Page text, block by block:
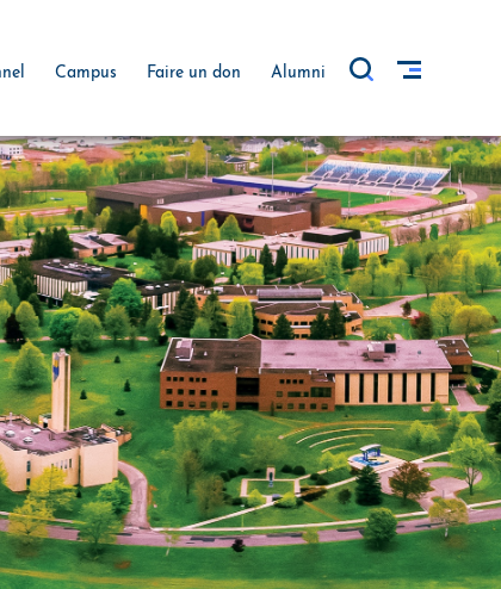
Campus Faire un don Alumni